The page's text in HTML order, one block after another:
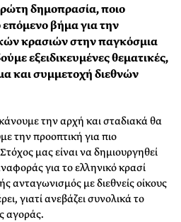
δημοπρασία, ποιο
επόμενο βήμα για την
κρασιών στην παγκόσμια
εξειδικευμένες θεματικές,
και συμμετοχή διεθνών
την αρχή και σταδιακά θα
την προοπτική για πιο
μας είναι να δημιουργηθεί
για το ελληνικό κρασί
ανταγωνισμός με διεθνείς οίκους
γιατί ανεβάζει συνολικά το
αγοράς.